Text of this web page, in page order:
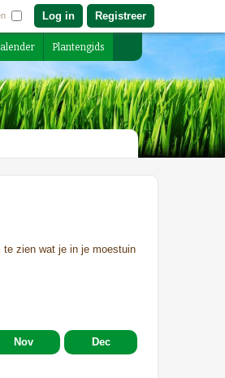
Registreer
Plantengids
te zien wat je in je moestuin
Nov Dec